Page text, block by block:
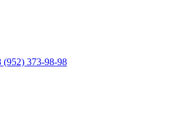
(952) 373-98-98